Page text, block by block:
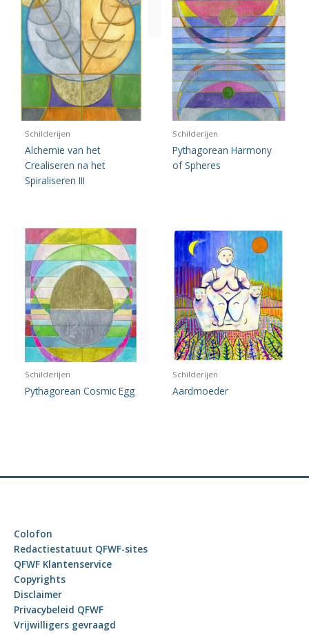
Schilderijen
Alchemie van het
Crealiseren na het
Spiraliseren III
Schilderijen
Pythagorean Harmony
of Spheres
Schilderijen
Pythagorean Cosmic Egg
Schilderijen
Aardmoeder
Colofon
Redactiestatuut QFWF-sites
QFWF Klantenservice
Copyrights
Disclaimer
Privacybeleid QFWF
Vrijwilligers gevraagd